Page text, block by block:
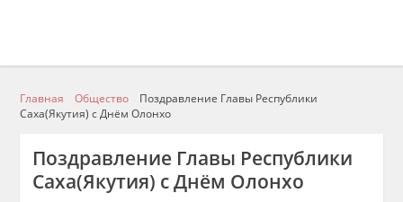
Главная Общество
Поздравление Главы Республики
Саха(Якутия) с Днём Олонхо
Поздравление Главы Республики
Саха(Якутия) с Днём Олонхо